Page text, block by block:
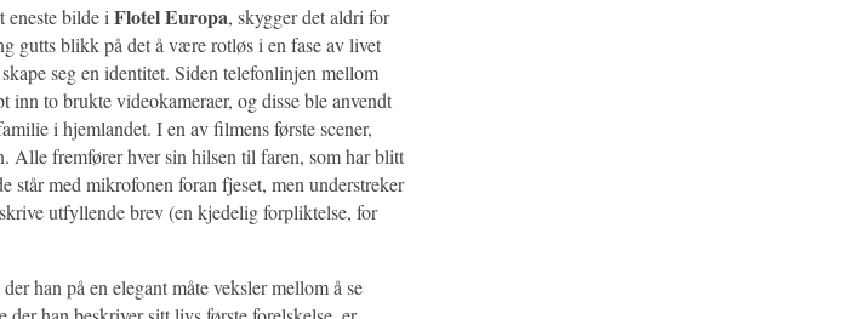
eneste bilde i Flotel Europa, skygger det aldri for
gutts blikk på det å være rotløs i en fase av livet
seg en identitet. Siden telefonlinjen mellom
to brukte videokameraer, og disse ble anvendt
i hjemlandet. I en av filmens første scener,
Alle fremfører hver sin hilsen til faren, som har blitt
står med mikrofonen foran fjeset, men understreker
utfyllende brev (en kjedelig forpliktelse, for
han på en elegant måte veksler mellom å se